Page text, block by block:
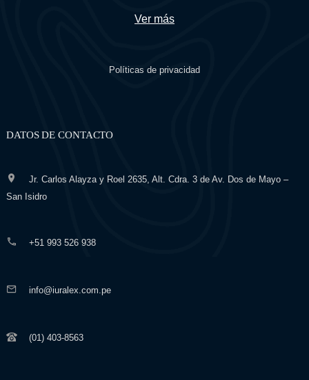
Ver más
Políticas de privacidad
DATOS DE CONTACTO
Jr. Carlos Alayza y Roel 2635, Alt. Cdra. 3 de Av. Dos de Mayo –
San Isidro
+51 993 526 938
info@iuralex.com.pe
(01) 403-8563